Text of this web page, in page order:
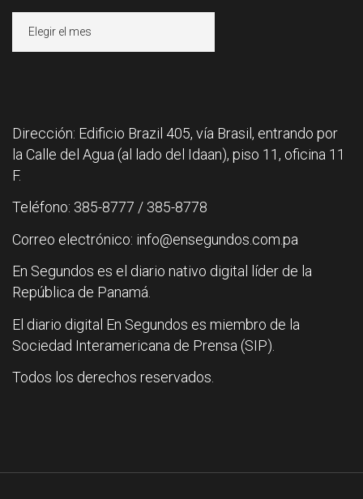
Dirección: Edificio Brazil 405, vía Brasil, entrando por
la Calle del Agua (al lado del Idaan), piso 11, oficina 11
F.
Teléfono: 385-8777 / 385-8778
Correo electrónico: info@ensegundos.com.pa
En Segundos es el diario nativo digital líder de la
República de Panamá.
El diario digital En Segundos es miembro de la
Sociedad Interamericana de Prensa (SIP).
Todos los derechos reservados.